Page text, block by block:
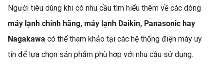
Người tiêu dùng khi có nhu cầu tìm hiểu thêm về các dòng
máy lạnh chính hãng, máy lạnh Daikin, Panasonic hay
Nagakawa có thể tham khảo tại các hệ thống điện máy uy
tín để lựa chọn sản phẩm phù hợp với nhu cầu sử dụng.
SO SÁNH MÁY GIẶT